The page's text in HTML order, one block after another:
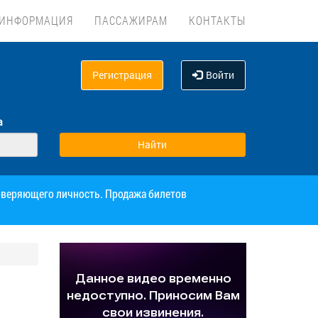
ПАССАЖИРАМ КОНТАКТЫ
Регистрация Войти
личность. Продажа билетов